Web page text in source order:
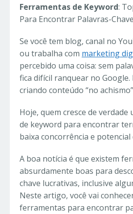
Ferramentas de Keyword:
Para Encontrar Palavras-
Se você tem blog, canal no
ou trabalha com marketing
percebido uma coisa: sem
fica difícil ranquear no Google.
criando conteúdo “no
Hoje, quem cresce de
de keyword para encontrar
baixa concorrência e
A boa notícia é que existem
absurdamente boas para
chave lucrativas, inclusive
Neste artigo, você vai
ferramentas para encontrar